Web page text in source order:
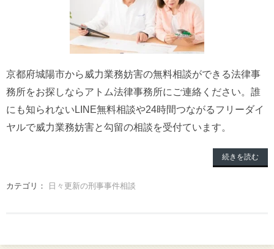
京都府城陽市から威力業務妨害の無料相談ができる法律事
務所をお探しならアトム法律事務所にご連絡ください。誰
にも知られないLINE無料相談や24時間つながるフリーダイ
ヤルで威力業務妨害と勾留の相談を受付ています。
続きを読む
カテゴリ： 日々更新の刑事事件相談